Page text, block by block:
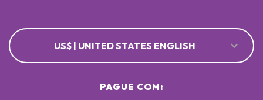
US$ | UNITED STATES ENGLISH
PAGUE COM: